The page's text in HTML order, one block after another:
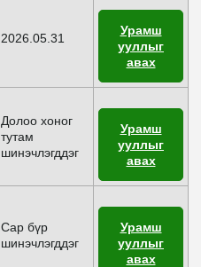
2026.05.31
Урамш
ууллыг
авах
Долоо хоног
тутам
шинэчлэгддэг
Урамш
ууллыг
авах
Сар бүр
шинэчлэгддэг
Урамш
ууллыг
авах